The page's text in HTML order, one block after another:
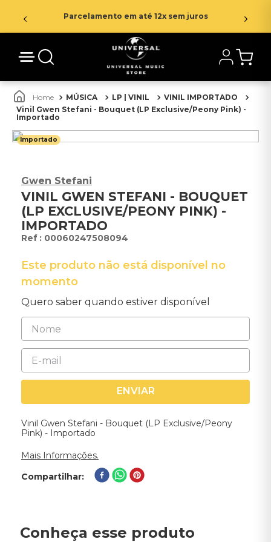
Parcelamento em até 12x sem juros
MÚSICA LP | VINIL
VINIL IMPORTADO
Vinil Gwen Stefani - Bouquet (LP Exclusive/Peony Pink) -
Importado
Importado
Gwen Stefani
VINIL GWEN STEFANI - BOUQUET
(LP EXCLUSIVE/PEONY PINK) -
IMPORTADO
: 00060247508094
Este produto não está disponível no
momento
Quero saber quando estiver disponível
ENVIAR
Vinil Gwen Stefani - Bouquet (LP Exclusive/Peony
Pink) - Importado
Mais Informações.
Compartilhar
Conheça esse produto